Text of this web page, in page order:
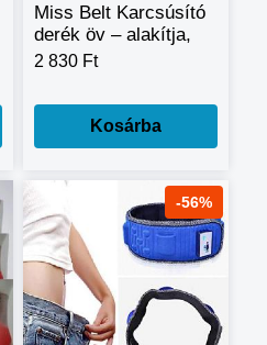
Miss Belt Karcsúsító
derék öv – alakítja,
és karcsúbbá
alkatot.
2 830 Ft
Kosárba
-56%